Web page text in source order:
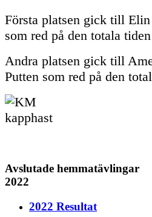
Första platsen gick till
som red på den totala
Andra platsen gick till
Putten som red på den
Avslutade hemmatävlingar
2022
2022 Resultat